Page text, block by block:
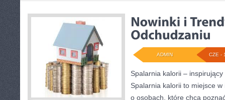
CZE -
ADMIN
Spalarnia kalorii –
Spalarnia kalorii to miejsce
o osobach, które chcą